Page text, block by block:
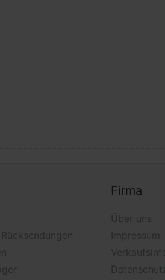
Firma
Über uns
Impressum